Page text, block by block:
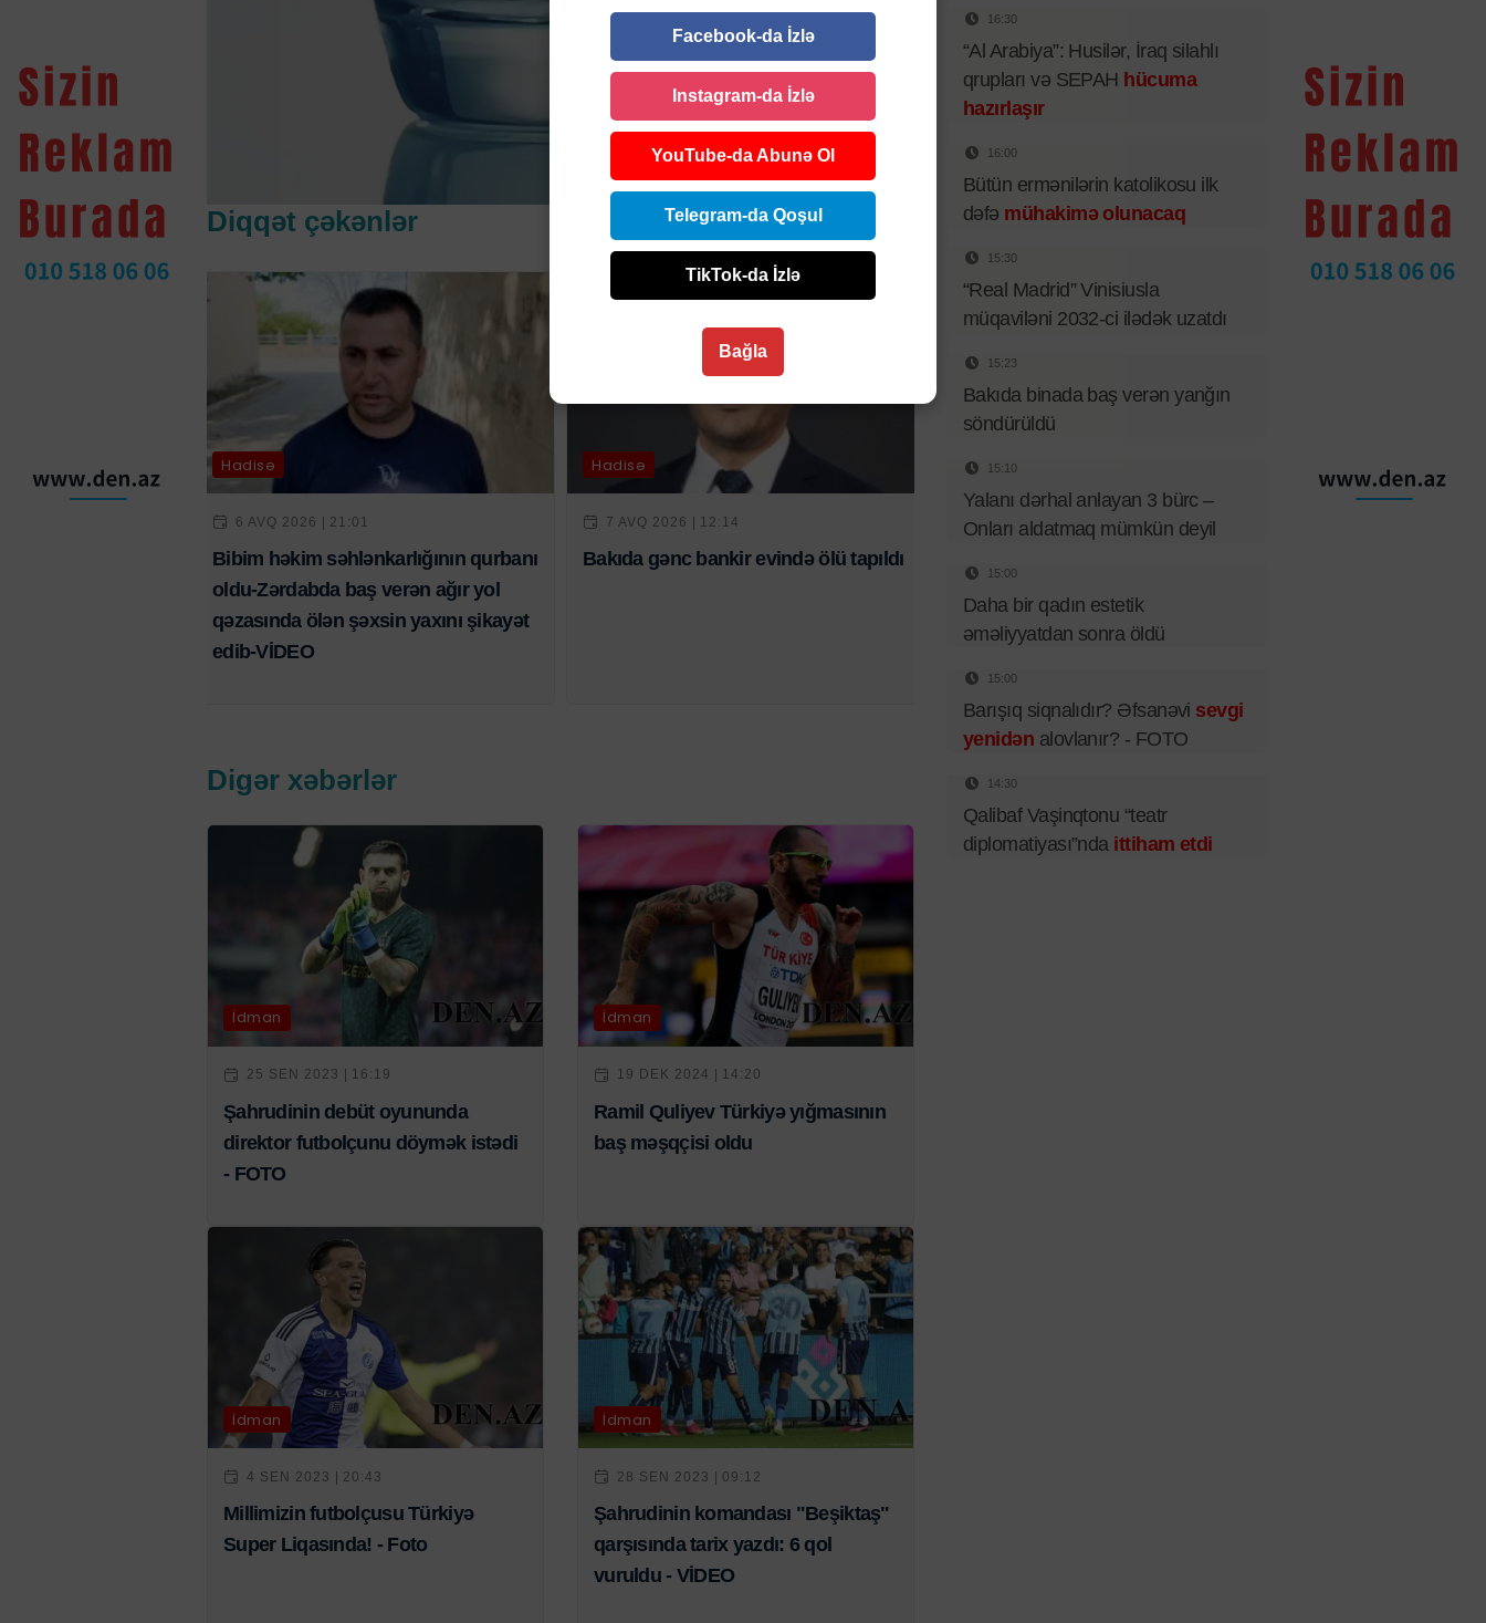
Diqqət çəkənlər
Hadisə
6 AVQ 2026 | 21:01
Bibim həkim səhlənkarlığının qurbanı
oldu-Zərdabda baş verən ağır yol
qəzasında ölən şəxsin yaxını şikayət
edib-VİDEO
Hadisə
7 AVQ 2026 | 12:14
Bakıda gənc bankir evində ölü tapıldı
Digər xəbərlər
İdman
25 SEN 2023 | 16:19
Şahrudinin debüt oyununda
direktor futbolçunu döymək istədi
- FOTO
İdman
19 DEK 2024 | 14:20
Ramil Quliyev Türkiyə yığmasının
baş məşqçisi oldu
İdman
4 SEN 2023 | 20:43
Millimizin futbolçusu Türkiyə
Super Liqasında! - Foto
İdman
28 SEN 2023 | 09:12
Şahrudinin komandası "Beşiktaş"
qarşısında tarix yazdı: 6 qol
vuruldu - VİDEO
16:30
“Al Arabiya”: Husilər, İraq silahlı
qrupları və SEPAH hücuma
hazırlaşır
16:00
Bütün ermənilərin katolikosu ilk
dəfə mühakimə olunacaq
15:30
“Real Madrid” Vinisiusla
müqaviləni 2032-ci ilədək uzatdı
15:23
Bakıda binada baş verən yanğın
söndürüldü
15:10
Yalanı dərhal anlayan 3 bürc –
Onları aldatmaq mümkün deyil
15:00
Daha bir qadın estetik
əməliyyatdan sonra öldü
15:00
Barışıq siqnalıdır? Əfsanəvi sevgi
yenidən alovlanır? - FOTO
14:30
Qalibaf Vaşinqtonu “teatr
diplomatiyası”nda ittiham etdi
Facebook-da İzlə
Instagram-da İzlə
YouTube-da Abunə Ol
Telegram-da Qoşul
TikTok-da İzlə
Bağla